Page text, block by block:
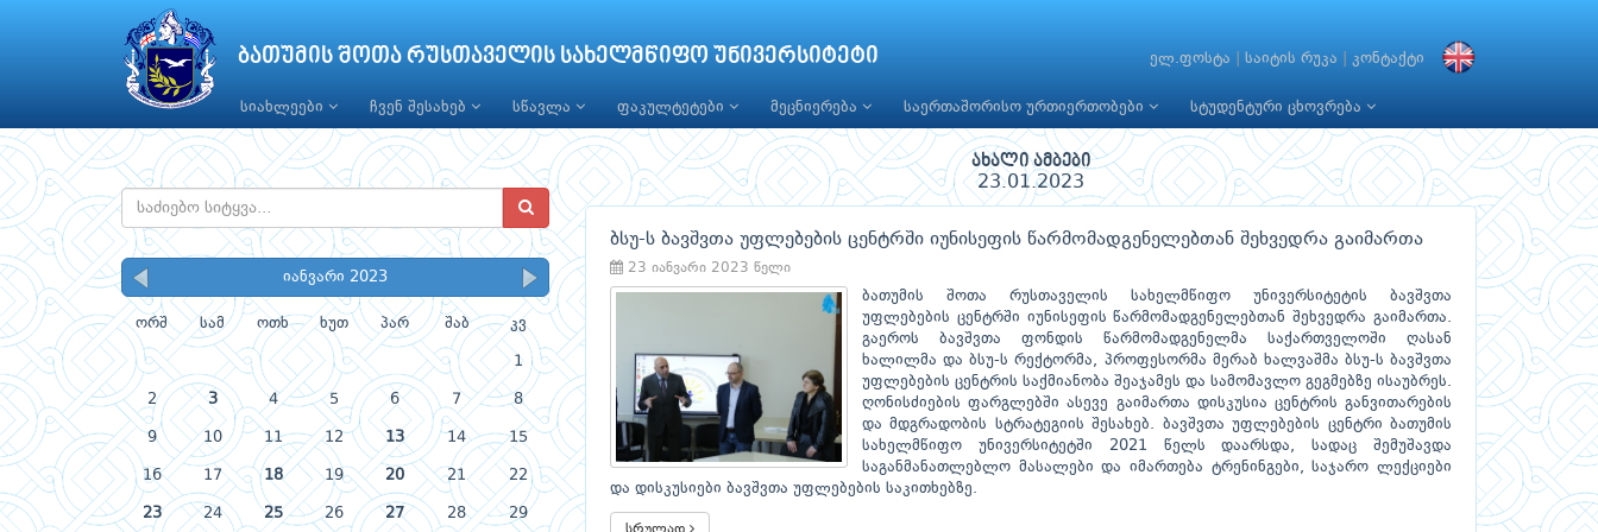
ბათუმის შოთა რუსთაველის სახელმწიფო უნივერსიტეტი ელ.ფოსტა საიტის რუკა კონტაქტი
სიახლეები ჩვენ შესახებ სწავლა ფაკულტეტები მეცნიერება საერთაშორისო ურთიერთობები სტუდენტური ცხოვრება
იანვარი 2023
ორშ სამ ოთხ ხუთ პარ შაბ კვ
1
2 3 4 5 6 7 8
9 10 11 12 13 14 15
16 17 18 19 20 21 22
23 24 25 26 27 28 29
ახალი ამბები
23.01.2023
ბსუ-ს ბავშვთა უფლებების ცენტრში იუნისეფის წარმომადგენელებთან შეხვედრა გაიმართა
23 იანვარი 2023 წელი
ბათუმის შოთა რუსთაველის სახელმწიფო უნივერსიტეტის ბავშვთა
უფლებების ცენტრში იუნისეფის წარმომადგენელებთან შეხვედრა გაიმართა.
გაეროს ბავშვთა ფონდის წარმომადგენელმა საქართველოში ღასან
ხალილმა და ბსუ-ს რექტორმა, პროფესორმა მერაბ ხალვაშმა ბსუ-ს ბავშვთა
უფლებების ცენტრის საქმიანობა შეაჯამეს და სამომავლო გეგმებზე ისაუბრეს.
ღონისძიების ფარგლებში ასევე გაიმართა დისკუსია ცენტრის განვითარების
და მდგრადობის სტრატეგიის შესახებ. ბავშვთა უფლებების ცენტრი ბათუმის
სახელმწიფო უნივერსიტეტში 2021 წელს დაარსდა, სადაც შემუშავდა
საგანმანათლებლო მასალები და იმართება ტრენინგები, საჯარო ლექციები
და დისკუსიები ბავშვთა უფლებების საკითხებზე.